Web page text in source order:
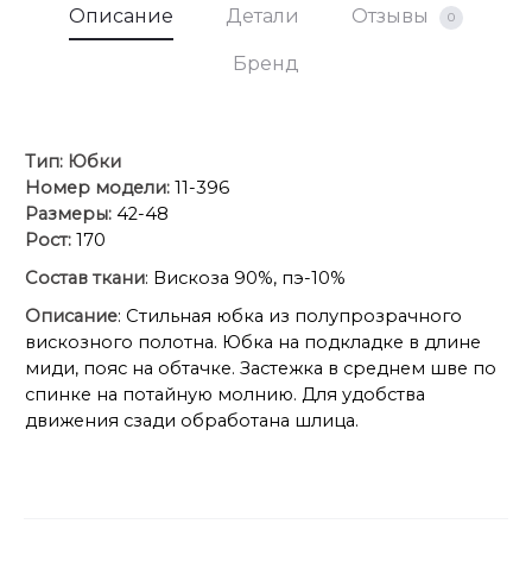
Описание Детали Отзывы 0
Бренд
Тип: Юбки
Номер модели: 11-396
Размеры: 42-48
Рост: 170
Состав ткани: Вискоза 90%, пэ-10%
Описание: Стильная юбка из полупрозрачного
вискозного полотна. Юбка на подкладке в длине
миди, пояс на обтачке. Застежка в среднем шве по
спинке на потайную молнию. Для удобства
движения сзади обработана шлица.